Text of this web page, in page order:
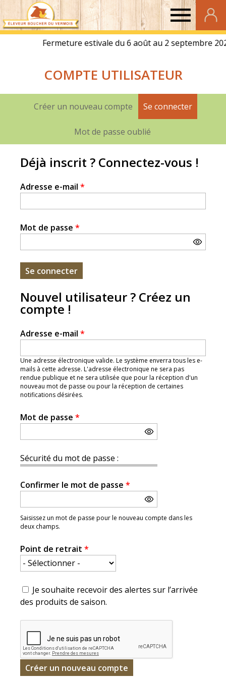
Eleveur
Boucher
du
Vermois
COMPTE UTILISATEUR
OngletsCréer un nouveau compte Se connecter(onglet
Mot de passe oublié
Déjà inscrit ? Connectez-vous !
Adresse e-mail *
Mot de passe *
Nouvel utilisateur ? Créez un
compte !
Adresse e-mail *
Une adresse électronique valide. Le système enverra tous les e-
mails à cette adresse. L'adresse électronique ne sera pas
rendue publique et ne sera utilisée que pour la réception d'un
nouveau mot de passe ou pour la réception de certaines
notifications désirées.
Mot de passe *
Sécurité du mot de passe :
Confirmer le mot de passe *
Saisissez un mot de passe pour le nouveau compte dans les
deux champs.
Point de retrait *
Je souhaite recevoir des alertes sur l’arrivée
des produits de saison.